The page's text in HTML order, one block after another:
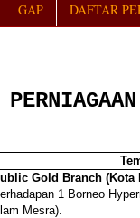
GAP DAFTAR
Gold Branch (Kota
1 Borneo
Mesra).